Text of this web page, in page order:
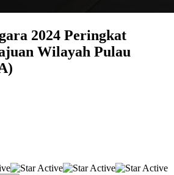
2024 Peringkat
Wilayah Pulau